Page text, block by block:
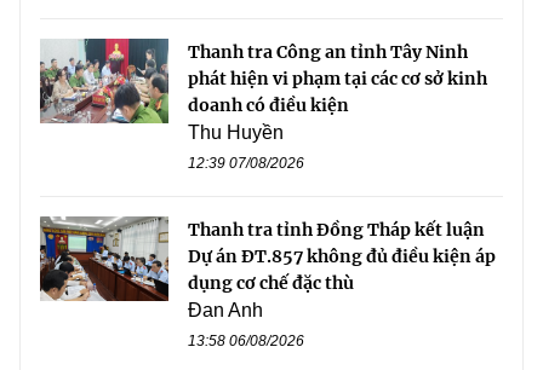
Thanh tra Công an tỉnh Tây Ninh
phát hiện vi phạm tại các cơ sở kinh
doanh có điều kiện
Thu Huyền
12:39 07/08/2026
Thanh tra tỉnh Đồng Tháp kết luận
Dự án ĐT.857 không đủ điều kiện áp
dụng cơ chế đặc thù
Đan Anh
13:58 06/08/2026